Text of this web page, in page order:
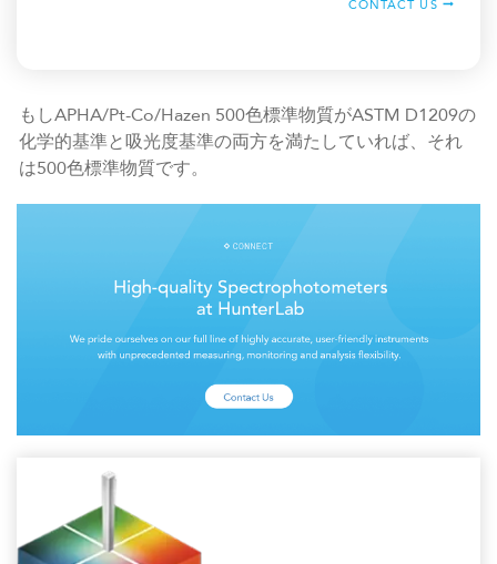
CONTACT US
もしAPHA/Pt-Co/Hazen 500色標準物質がASTM D1209の
化学的基準と吸光度基準の両方を満たしていれば、それ
は500色標準物質です。